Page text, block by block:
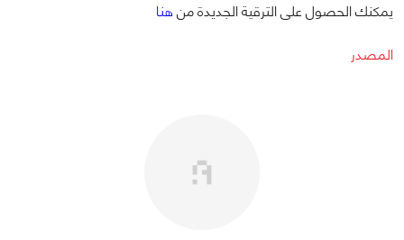
يمكنك الحصول على الترقية الجديدة منهنا
المصدر